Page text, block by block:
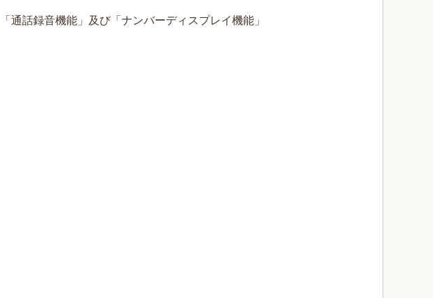
話録音機能」及び「ナンバーディスプレイ機能」